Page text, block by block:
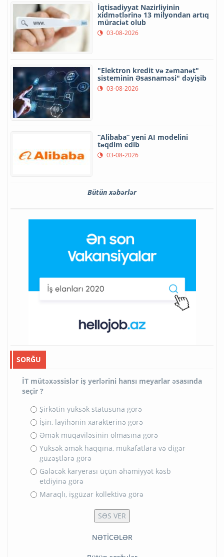
İqtisadiyyat Nazirliyinin
xidmətlərinə 13 milyondan artıq
müraciət olub
03-08-2026
"Elektron kredit və zəmanət"
sisteminin Əsasnaməsi" dəyişib
03-08-2026
“Alibaba” yeni AI modelini
təqdim edib
03-08-2026
Bütün xəbərlər
SORĞU
İT mütəxəssislər iş yerlərini hansı meyarlar əsasında
seçir ?
Şirkətin yüksək statusuna görə
İşin, layihənin xarakterinə görə
Əmək müqaviləsinin olmasına görə
Yüksək əmək haqqına, mükafatlara və digər
güzəştlərə görə
Gələcək karyerası üçün əhəmiyyət kəsb
etdiyinə görə
Maraqlı, işgüzar kollektivə görə
NƏTİCƏLƏR